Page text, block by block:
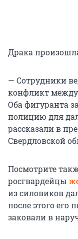
Драка
— Сотрудники
конфликт
Оба фигуранта
полицию для
рассказали в
Свердловской
Посмотрите
росгвардейцы
из силовиков
после этого его
заковали в